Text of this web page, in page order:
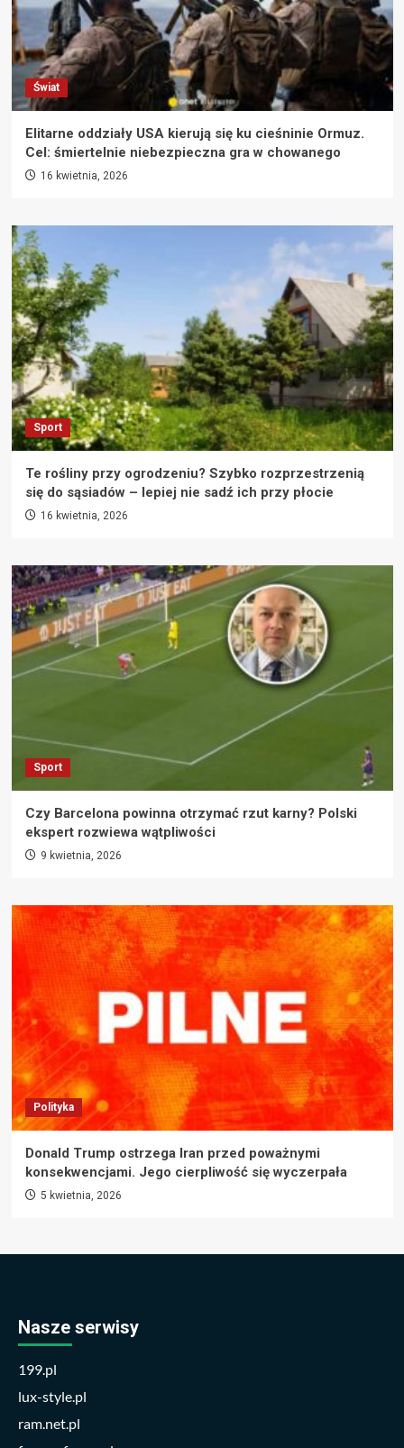
Świat
Elitarne oddziały USA kierują się ku cieśninie Ormuz.
Cel: śmiertelnie niebezpieczna gra w chowanego
16 kwietnia, 2026
Sport
Te rośliny przy ogrodzeniu? Szybko rozprzestrzenią
się do sąsiadów – lepiej nie sadź ich przy płocie
16 kwietnia, 2026
Sport
Czy Barcelona powinna otrzymać rzut karny? Polski
ekspert rozwiewa wątpliwości
9 kwietnia, 2026
Polityka
Donald Trump ostrzega Iran przed poważnymi
konsekwencjami. Jego cierpliwość się wyczerpała
5 kwietnia, 2026
Nasze serwisy
199.pl
lux-style.pl
ram.net.pl